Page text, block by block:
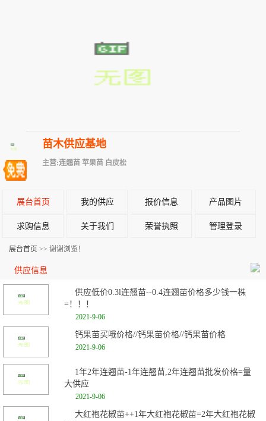
苗木供应基地
主营:连翘苗 苹果苗 白皮松
展台首页 我的供应 报价信息 产品图片
求购信息 关于我们 荣誉执照 管理登录
展台首页 >> 谢谢浏览！
供应信息
供应低价0.3l连翘苗--0.4连翘苗价格多少钱一株
=！！！
2021-9-06
钙果苗买哦价格//钙果苗价格//钙果苗价格
2021-9-06
1年2年连翘苗-1年连翘苗,2年连翘苗批发价格=量
大供应
2021-9-06
大红袍花椒苗++1年大红袍花椒苗=2年大红袍花椒